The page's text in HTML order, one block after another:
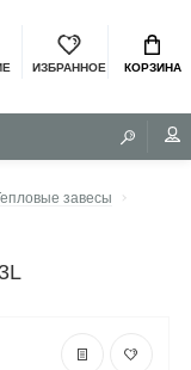
ИЗБРАННОЕ КОРЗИНА
завесы